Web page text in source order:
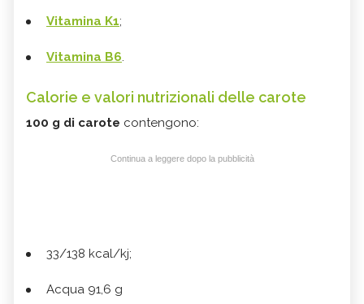
Vitamina K1;
Vitamina B6.
Calorie e valori nutrizionali delle carote
100 g di carote contengono:
Continua a leggere dopo la pubblicità
33/138 kcal/kj;
Acqua 91,6 g